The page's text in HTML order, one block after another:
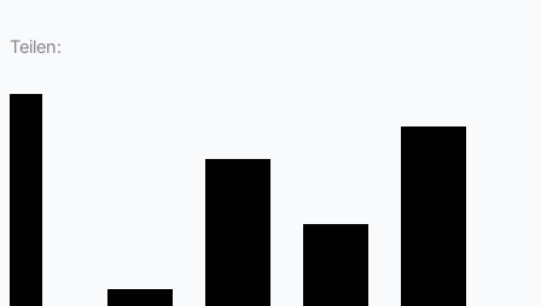
Teilen: